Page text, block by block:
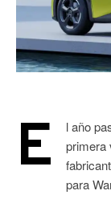
E
l año
primera
para